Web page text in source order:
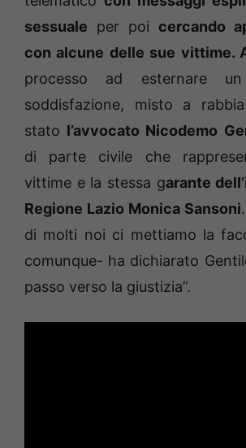
sessuale per poi cercando
con alcune delle sue vittime.
processo ad esternare
soddisfazione, misto a
stato l’avvocato Nicodemo
di parte civile che
vittime e la stessa garante
Regione Lazio Monica Sansoni
di molti noi ci mettiamo la
comunque- ha dichiarato
passo verso la giustizia”.